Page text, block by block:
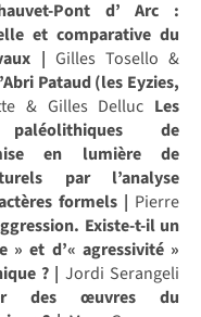
Pont d’ Arc :
et comparative du
| Gilles Tosello &
Pataud (les Eyzies,
& Gilles Delluc Les
paléolithiques de
en lumière de
par l’analyse
formels | Pierre
Existe-t-il un
» et d’« agressivité »
? | Jordi Serangeli
des œuvres du